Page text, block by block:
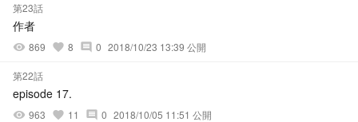
第23話
作者
visibility 869 favorite 8 comment 0 2018/10/23 13:39 公開
第22話
episode 17.
visibility 963 favorite 11 comment 0 2018/10/05 11:51 公開